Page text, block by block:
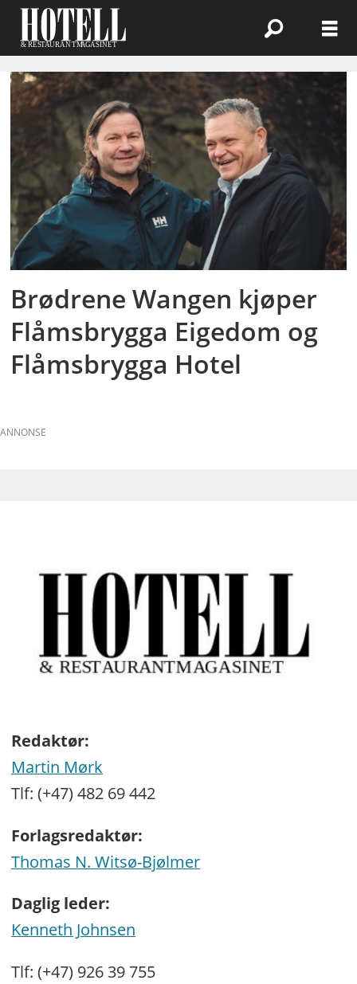
Emne:
ægir
Brødrene Wangen kjøper
Flåmsbrygga Eigedom og
Flåmsbrygga Hotel
ANNONSE
Redaktør:
Martin Mørk
Tlf: (+47) 482 69 442
Forlagsredaktør:
Thomas N. Witsø-Bjølmer
Daglig leder:
Kenneth Johnsen
Tlf: (+47) 926 39 755